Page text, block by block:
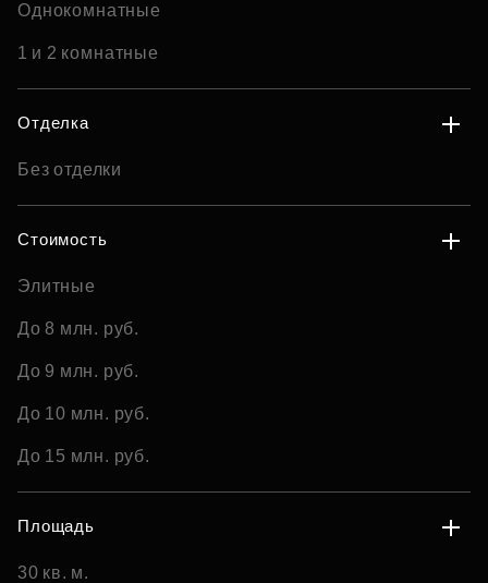
Однокомнатные
1 и 2 комнатные
Отделка
Без отделки
Стоимость
Элитные
До 8 млн. руб.
До 9 млн. руб.
До 10 млн. руб.
До 15 млн. руб.
Площадь
30 кв. м.